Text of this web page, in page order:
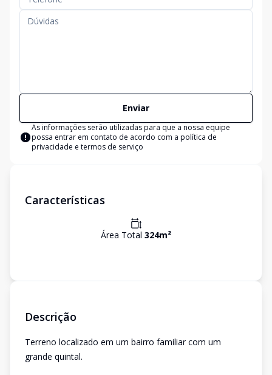
Enviar
As informações serão utilizadas para que a nossa equipe
possa entrar em contato de acordo com a política de
privacidade e termos de serviço
Características
Área Total 324m²
Descrição
Terreno localizado em um bairro familiar com um
grande quintal.